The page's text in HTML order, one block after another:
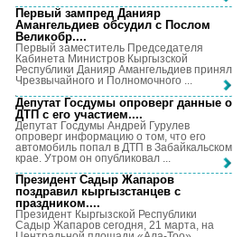
Первый зампред Данияр
Амангельдиев обсудил с Послом
Великобр....
Первый заместитель Председателя
Кабинета Министров Кыргызской
Республики Данияр Амангельдиев принял
Чрезвычайного и Полномочного ...
Депутат Госдумы опроверг данные о
ДТП с его участием....
Депутат Госдумы Андрей Гурулев
опроверг информацию о том, что его
автомобиль попал в ДТП в Забайкальском
крае. Утром он опубликовал ...
Президент Садыр Жапаров
поздравил кыргызстанцев с
праздником....
Президент Кыргызской Республики
Садыр Жапаров сегодня, 21 марта, на